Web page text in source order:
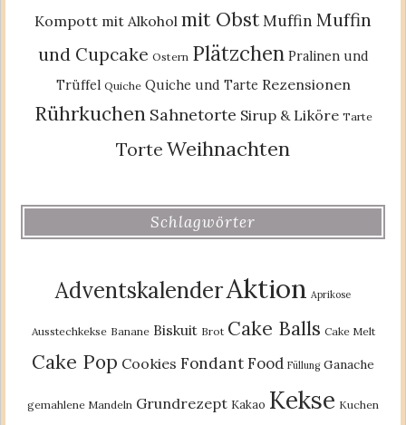
Kompott mit Alkohol mit ObstMuffin Muffin
und Cupcake Ostern Plätzchen Pralinen und
Trüffel Quiche Quiche und Tarte Rezensionen
Rührkuchen Sahnetorte Sirup & Liköre Tarte
Torte Weihnachten
Schlagwörter
AdventskalenderAktion Aprikose
Ausstechkekse Banane Biskuit Brot Cake Balls Cake Melt
Cake Pop Cookies Fondant Food Füllung Ganache
gemahlene Mandeln Grundrezept Kakao Kekse Kuchen